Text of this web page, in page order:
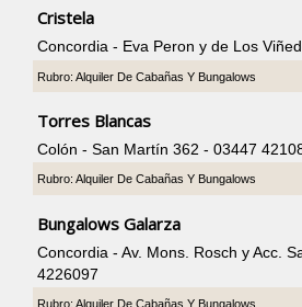
Cristela
Concordia - Eva Peron y de Los
Rubro: Alquiler De Cabañas Y Bungalows
Torres Blancas
Colón - San Martín 362 - 03447
Rubro: Alquiler De Cabañas Y Bungalows
Bungalows Galarza
Concordia - Av. Mons. Rosch y Acc.
4226097
Rubro: Alquiler De Cabañas Y Bungalows